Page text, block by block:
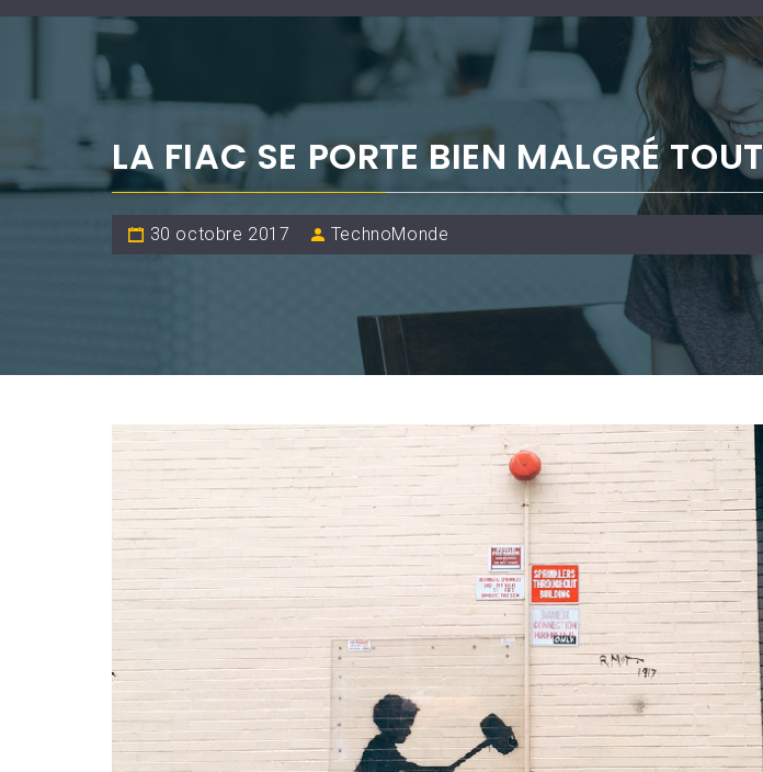
LA FIAC SE PORTE BIEN MALGRÉ TOUT
30 octobre 2017 TechnoMonde